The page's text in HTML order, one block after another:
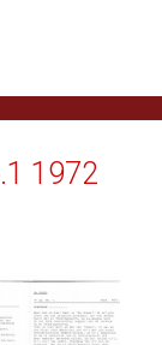
1972